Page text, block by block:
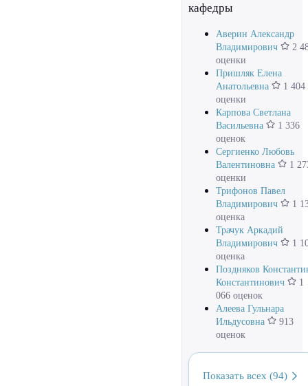
кафедры
Аверин Александр
Владимирович
2
оценки
Пришляк Елена
Анатольевна
1 404
оценки
Карпова Светлана
Васильевна
1 336
оценок
Сергиенко Любовь
Валентиновна
1
оценки
Трифонов Павел
Владимирович
1
оценка
Трачук Аркадий
Владимирович
1
оценка
Поздняков
Константинович
1
066 оценок
Алеева Гульнара
Ильдусовна
913
оценок
Показать всех (94)